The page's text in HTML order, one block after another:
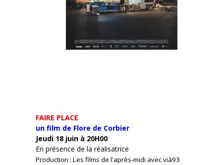
FAIRE PLACE
un film de Flore de Corbier
Jeudi 18 juin à 20H00
En présence de la réalisatrice
Production : Les films de l'après-midi avec vià93